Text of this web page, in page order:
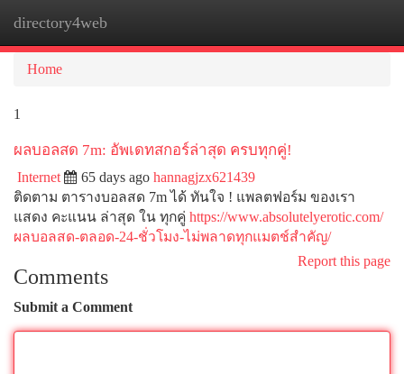
directory4web
Home
1
ผลบอลสด 7m: อัพเดทสกอร์ล่าสุด ครบทุกคู่!
Internet 65 days ago hannagjzx621439
ติดตาม ตารางบอลสด 7m ได้ ทันใจ ! แพลตฟอร์ม ของเรา
แสดง คะแนน ล่าสุด ใน ทุกคู่ https://www.absolutelyerotic.com/
ผลบอลสด-ตลอด-24-ชั่วโมง-ไม่พลาดทุกแมตช์สำคัญ/
Report this page
Comments
Submit a Comment